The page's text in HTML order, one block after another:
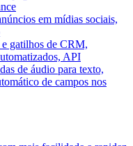
em mídias sociais,
gatilhos de CRM,
API
de áudio para texto,
de campos nos